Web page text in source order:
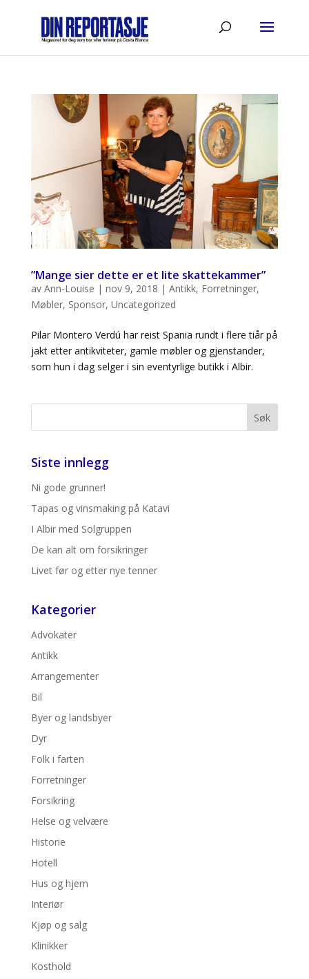
”Mange sier dette er et lite skattekammer”
av Ann-Louise | nov 9, 2018 | Antikk, Forretninger,
Møbler, Sponsor, Uncategorized
Pilar Montero Verdú har reist Spania rundt i flere tiår på
jakt etter antikviteter, gamle møbler og gjenstander,
som hun i dag selger i sin eventyrlige butikk i Albir.
Siste innlegg
Ni gode grunner!
Tapas og vinsmaking på Katavi
I Albir med Solgruppen
De kan alt om forsikringer
Livet før og etter nye tenner
Kategorier
Advokater
Antikk
Arrangementer
Bil
Byer og landsbyer
Dyr
Folk i farten
Forretninger
Forsikring
Helse og velvære
Historie
Hotell
Hus og hjem
Interiør
Kjøp og salg
Klinikker
Kosthold